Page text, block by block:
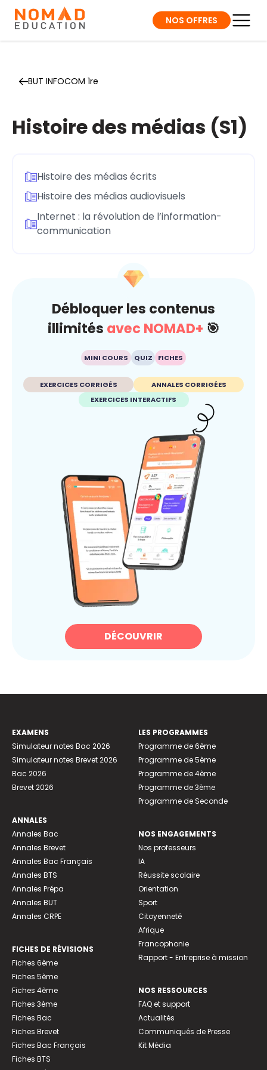
NOS OFFRES
BUT INFOCOM 1re
Histoire des médias (S1)
Histoire des médias écrits
Histoire des médias audiovisuels
Internet : la révolution de l’information-
communication
Débloquer les contenus
illimités avec NOMAD+ 🎯
MINI COURS QUIZ FICHES
EXERCICES CORRIGÉS
ANNALES CORRIGÉES
EXERCICES INTERACTIFS
DÉCOUVRIR
EXAMENS
Simulateur notes Bac 2026
Simulateur notes Brevet 2026
Bac 2026
Brevet 2026
ANNALES
Annales Bac
Annales Brevet
Annales Bac Français
Annales BTS
Annales Prépa
Annales BUT
Annales CRPE
FICHES DE RÉVISIONS
Fiches 6ème
Fiches 5ème
Fiches 4ème
Fiches 3ème
Fiches Bac
Fiches Brevet
Fiches Bac Français
Fiches BTS
LES PROGRAMMES
Programme de 6ème
Programme de 5ème
Programme de 4ème
Programme de 3ème
Programme de Seconde
NOS ENGAGEMENTS
Nos professeurs
IA
Réussite scolaire
Orientation
Sport
Citoyenneté
Afrique
Francophonie
Rapport - Entreprise à mission
NOS RESSOURCES
FAQ et support
Actualités
Communiqués de Presse
Kit Média